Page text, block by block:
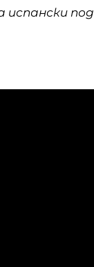
испански под